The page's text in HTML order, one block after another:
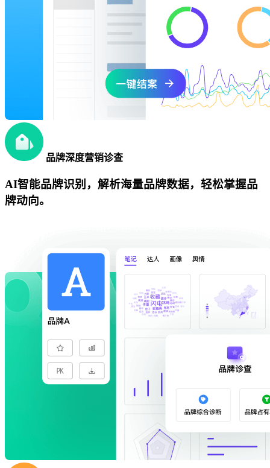
品牌深度营销诊查
AI智能品牌识别，解析海量品牌数据，轻松掌握品
牌动向。